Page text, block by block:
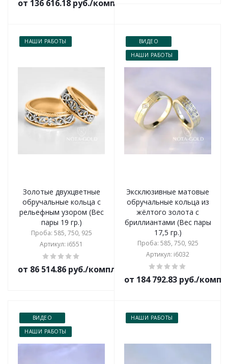
от 136 616.18 руб./комплект
НАШИ РАБОТЫ
Золотые двухцветные
обручальные кольца с
рельефным узором (Вес
пары 19 гр.)
Проба: 585, 750, 925
Артикул: i6551
от 86 514.86 руб./комплект
ВИДЕО
НАШИ РАБОТЫ
Эксклюзивные матовые
обручальные кольца из
жёлтого золота с
бриллиантами (Вес пары
17,5 гр.)
Проба: 585, 750, 925
Артикул: i6032
от 184 792.83 руб./
ВИДЕО
НАШИ РАБОТЫ
НАШИ РАБОТЫ